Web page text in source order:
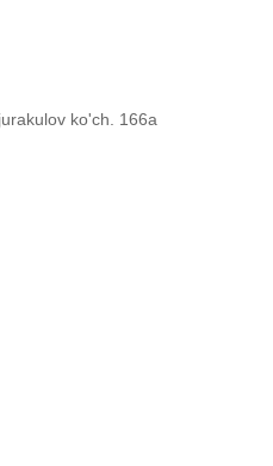
ko'ch. 166a